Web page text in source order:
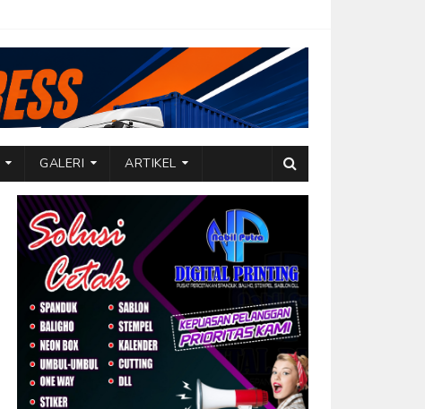
GALERI ARTIKEL